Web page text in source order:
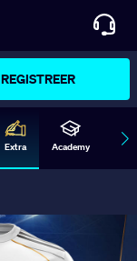
REGISTREER
Extra Academy